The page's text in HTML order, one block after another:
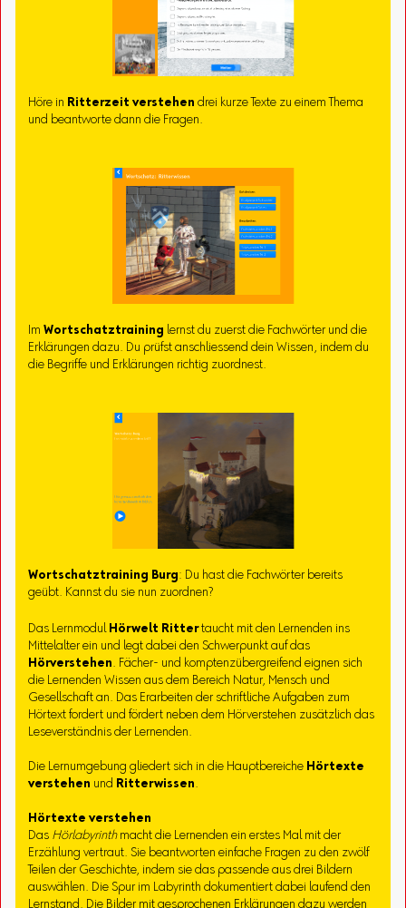
Höre in Ritterzeit verstehen drei kurze Texte zu einem Thema
und beantworte dann die Fragen.
ImWortschatztraining lernst du zuerst die Fachwörter und die
Erklärungen dazu. Du prüfst anschliessend dein Wissen, indem du
die Begriffe und Erklärungen richtig zuordnest.
Wortschatztraining Burg: Du hast die Fachwörter bereits
geübt. Kannst du sie nun zuordnen?
Das Lernmodul Hörwelt Rittertaucht mit den Lernenden ins
Mittelalter ein und legt dabei den Schwerpunkt auf das
Hörverstehen. Fächer- und komptenzübergreifend eignen sich
die Lernenden Wissen aus dem Bereich Natur, Mensch und
Gesellschaft an. Das Erarbeiten der schriftliche Aufgaben zum
Hörtext fordert und fördert neben dem Hörverstehen zusätzlich das
Leseverständnis der Lernenden.
Die Lernumgebung gliedert sich in die Hauptbereiche Hörtexte
verstehen und Ritterwissen.
Hörtexte verstehen
Das Hörlabyrinthmacht die Lernenden ein erstes Mal mit der
Erzählung vertraut. Sie beantworten einfache Fragen zu den zwölf
Teilen der Geschichte, indem sie das passende aus drei Bildern
auswählen. Die Spur im Labyrinth dokumentiert dabei laufend den
Lernstand. Die Bilder mit gesprochenen Erklärungen dazu werden